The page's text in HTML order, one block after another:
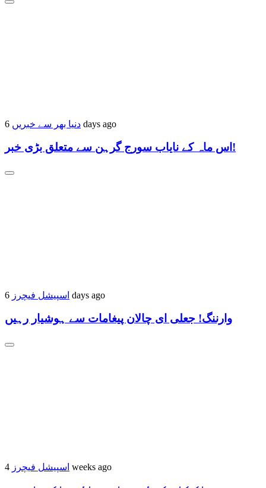
دنیا بھر سے خبریں 6 days ago
اس ماہ کے نایاب سورج گرہن سے متعلق بڑی خبر!
اسپیشل فیچرز 6 days ago
وارننگ! جعلی ای چالان پیغامات سے ہوشیار رہیں
اسپیشل فیچرز 4 weeks ago